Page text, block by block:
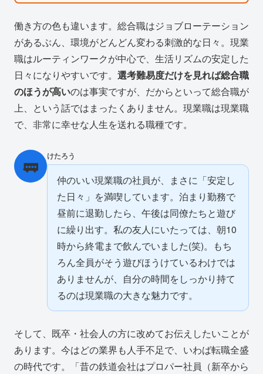
働き方の色も違います。総合職はジョブローテーション
があるぶん、環境がどんどん変わる刺激的な日々。現業
職はルーティンワークが中心で、生活リズムの安定した
日々になりやすいです。 選考難易度だけを見れば総合職
のほうが高いのは事実ですが、だからといって総合職が
上、という話ではまったくありません。現業職は現業職
で、非常に幸せな人生を送れる職種です。
🚃 けたろう
仲のいい現業職の社員が、まさに「安定し
た日々」を満喫しています。泊まり勤務で
昼前に退勤したら、午後は同僚たちと遊び
に繰り出す。私の友人にいたっては、朝10
時から終電まで飲んでいました(笑)。もち
ろん全員がそう遊びほうけているわけでは
ありませんが、自分の時間をしっかり持て
るのは現業職の大きな魅力です。
そして、既卒・社会人の方に改めてお伝えしたいことが
あります。今はどの業界も人手不足で、いわば転職全盛
の時代です。「昔の鉄道会社はプロパー社員（新卒から